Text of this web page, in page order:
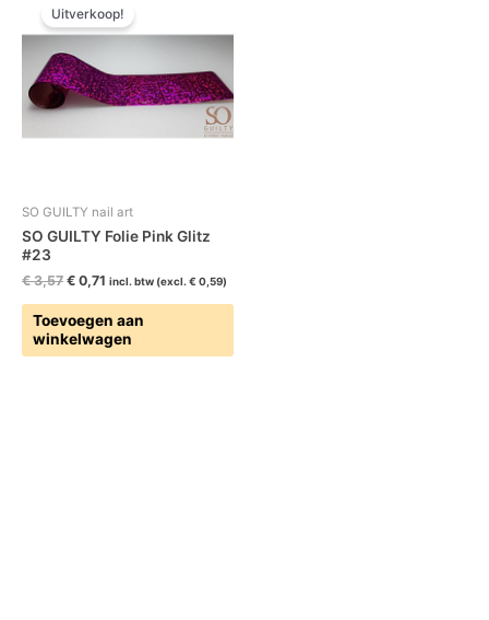
Uitverkoop!
SO GUILTY nail art
SO GUILTY Folie Pink Glitz
#23
€3,57
prijs
was:
€ 3,57.
€ 0,71
prijs
is:
€ 0,71.
incl. btw (excl. € 0,59)
Toevoegen aan
winkelwagen